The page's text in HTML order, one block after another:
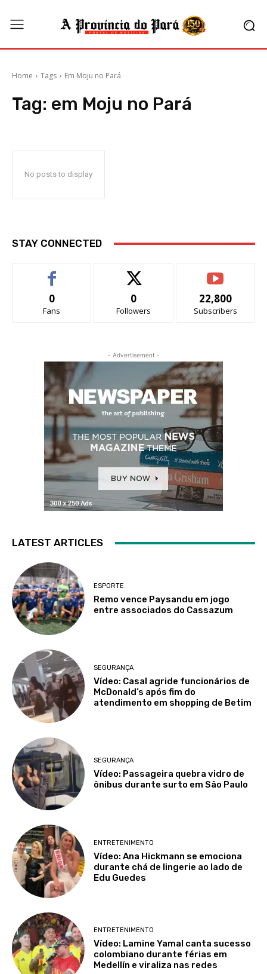
Home Tags Em Moju no Pará
Tag: em Moju no Pará
No posts to display
STAY CONNECTED
0
Fans
0
Followers
22,800
Subscribers
- Advertisement -
LATEST ARTICLES
ESPORTE
Remo vence Paysandu em jogo
entre associados do Cassazum
SEGURANÇA
Vídeo: Casal agride funcionários de
McDonald’s após fim do
atendimento em shopping de Betim
SEGURANÇA
Vídeo: Passageira quebra vidro de
ônibus durante surto em São Paulo
ENTRETENIMENTO
Vídeo: Ana Hickmann se emociona
durante chá de lingerie ao lado de
Edu Guedes
ENTRETENIMENTO
Vídeo: Lamine Yamal canta sucesso
colombiano durante férias em
Medellín e viraliza nas redes